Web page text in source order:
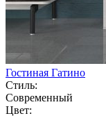
Гостиная Гатино
Стиль:
Современный
Цвет: